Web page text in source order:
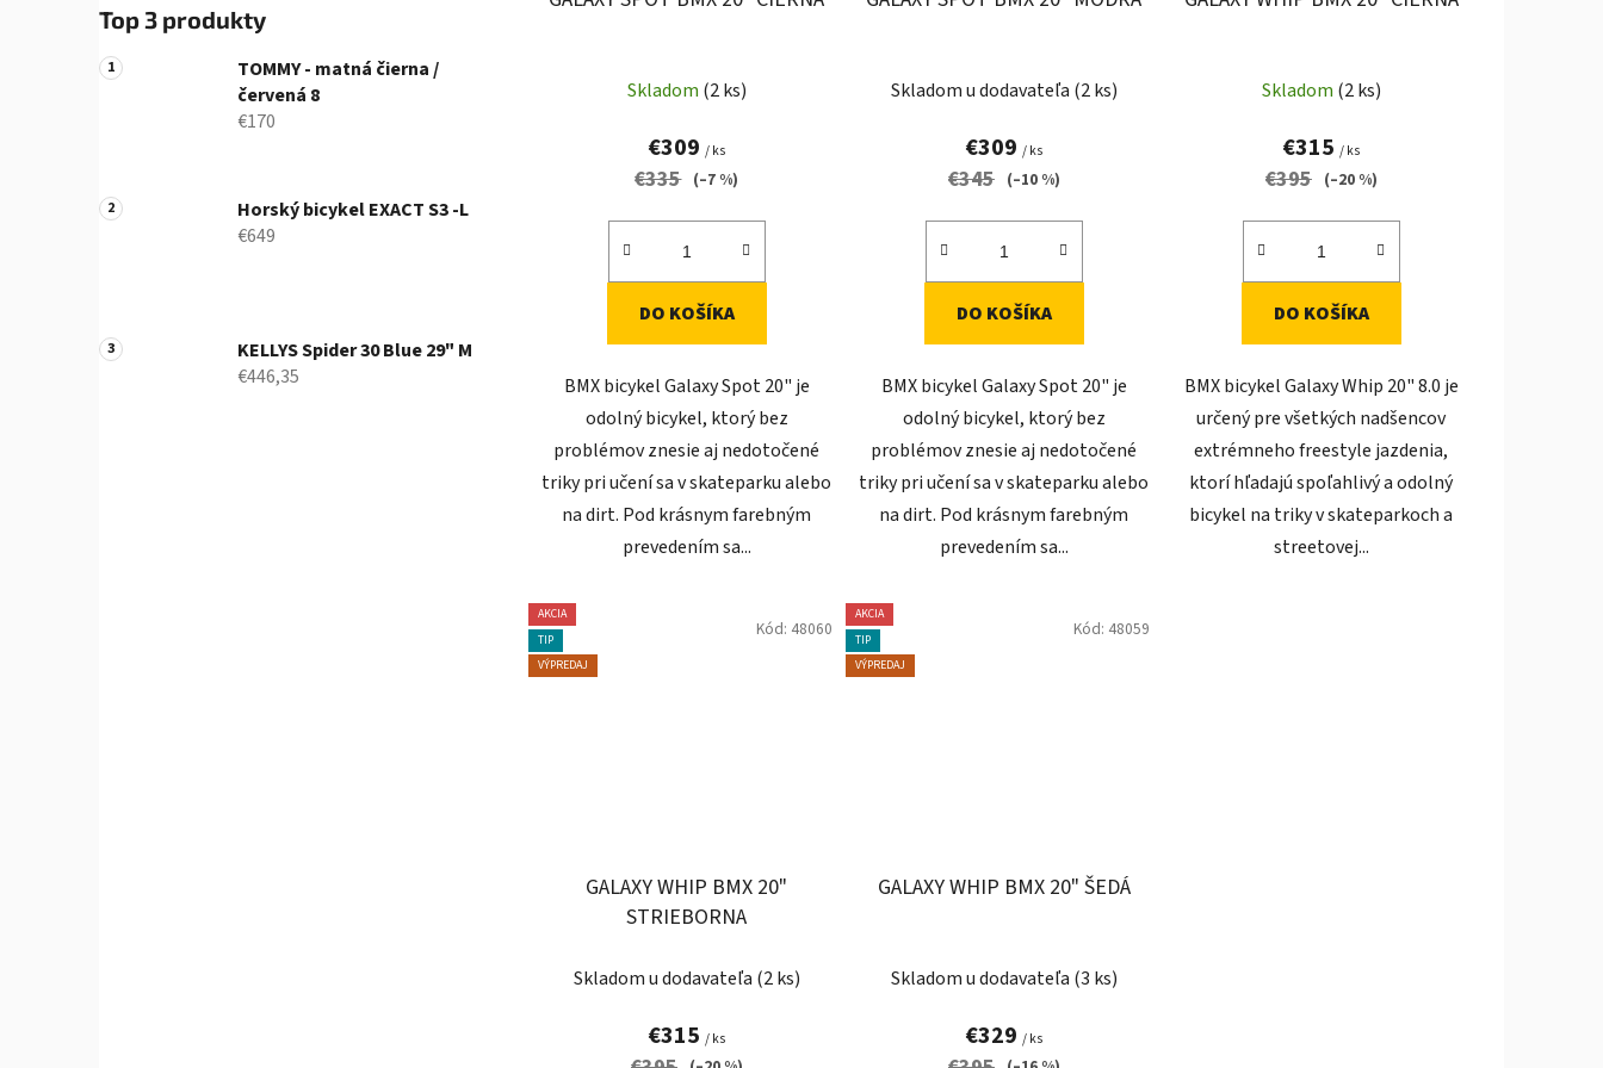
Top 3 produkty
TOMMY - matná čierna /
červená 8
€170
Horský bicykel EXACT S3 -L
€649
KELLYS Spider 30 Blue 29" M
€446,35
Skladom (2 ks)
€309 / ks
€335 (–7 %)
DO KOŠÍKA
BMX bicykel Galaxy Spot 20" je
odolný bicykel, ktorý bez
problémov znesie aj nedotočené
triky pri učení sa v skateparku alebo
na dirt. Pod krásnym farebným
prevedením sa...
Skladom u dodavateľa (2 ks)
€309 / ks
€345 (–10 %)
DO KOŠÍKA
BMX bicykel Galaxy Spot 20" je
odolný bicykel, ktorý bez
problémov znesie aj nedotočené
triky pri učení sa v skateparku alebo
na dirt. Pod krásnym farebným
prevedením sa...
Skladom (2 ks)
€315 / ks
€395 (–20 %)
DO KOŠÍKA
BMX bicykel Galaxy Whip 20" 8.0 je
určený pre všetkých nadšencov
extrémneho freestyle jazdenia,
ktorí hľadajú spoľahlivý a odolný
bicykel na triky v skateparkoch a
streetovej...
AKCIA
TIP
VÝPREDAJ
GALAXY WHIP BMX 20"
STRIEBORNA
Skladom u dodavateľa (2 ks)
€315 / ks
Kód: 48060
AKCIA
TIP
VÝPREDAJ
GALAXY WHIP BMX 20" ŠEDÁ
hodnotenie
produktu
je
Skladom u dodavateľa (3 ks)
€329 / ks
Kód: 48059